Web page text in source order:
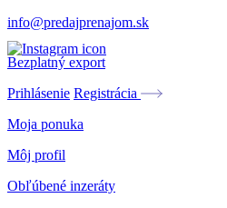
info@predajprenajom.sk
Bezplatný export
Prihlásenie Registrácia
Moja ponuka
Môj profil
Obľúbené inzeráty